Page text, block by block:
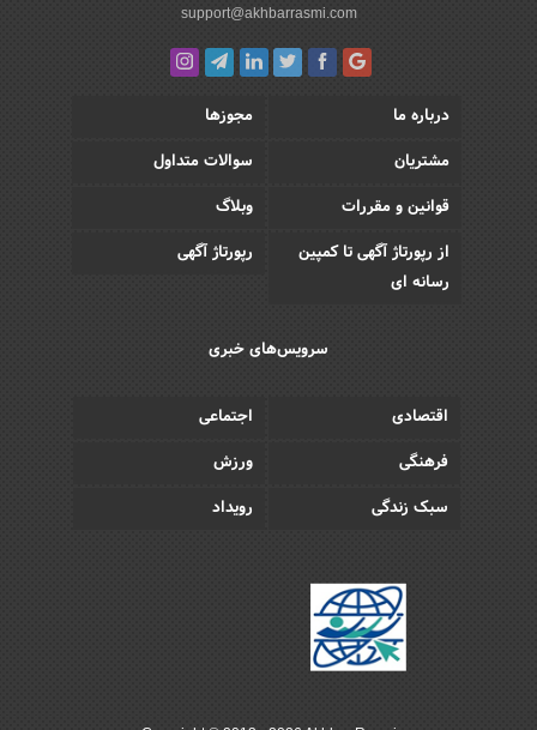
support@akhbarrasmi.com
درباره ما
مجوزها
مشتریان
سوالات متداول
قوانین و مقررات
وبلاگ
از رپورتاژ آگهی تا کمپین
رسانه ای
رپورتاژ آگهی
سرویس‌های خبری
اقتصادی
اجتماعی
فرهنگی
ورزش
سبک زندگی
رویداد